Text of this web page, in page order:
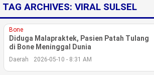
Bisnis
Otomotif
Hukum
TAG ARCHIVES: VIRAL SULSEL
Bone
Diduga Malapraktek, Pasien Patah Tulang
di Bone Meninggal Dunia
Daerah 2026-05-10 - 8:31 AM